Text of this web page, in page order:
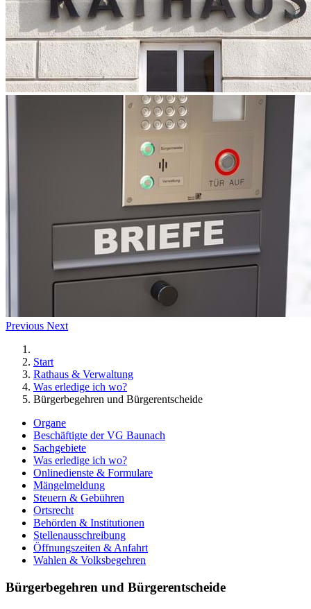
Previous Next
Start
Rathaus & Verwaltung
Was erledige ich wo?
Bürgerbegehren und Bürgerentscheide
Organe
Beschäftigte der VG Baunach
Sachgebiete
Was erledige ich wo?
Onlinedienste & Formulare
Mängelmeldung
Steuern & Gebühren
Ortsrecht
Behörden & Institutionen
Stellenausschreibung
Öffnungszeiten & Anfahrt
Wahlen & Volksbegehren
Bürgerbegehren und Bürgerentscheide